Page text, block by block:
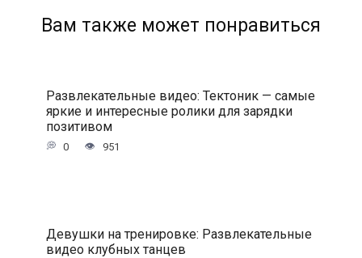
Вам также может понравиться
Развлекательные видео: Тектоник — самые
яркие и интересные ролики для зарядки
позитивом
0 951
Девушки на тренировке: Развлекательные
видео клубных танцев